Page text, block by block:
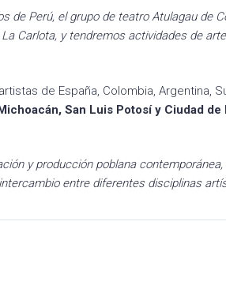
de Perú, el grupo de teatro Atulagau de
Carlota, y tendremos actividades de
de España, Colombia, Argentina,
San Luis Potosí y Ciudad
y producción poblana
entre diferentes disciplinas